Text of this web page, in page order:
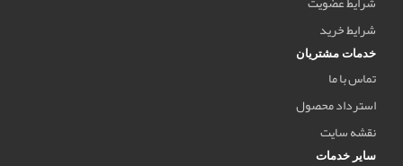
شرایط خرید
خدمات مشتریان
تماس با ما
استرداد محصول
نقشه سایت
سایر خدمات